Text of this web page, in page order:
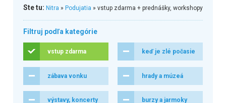
Ste tu: Nitra » Podujatia » vstup zdarma + prednášky, workshopy
Filtruj podľa kategórie
vstup zdarma keď je zlé počasie
zábava vonku hrady a múzeá
výstavy, koncerty burzy a jarmoky